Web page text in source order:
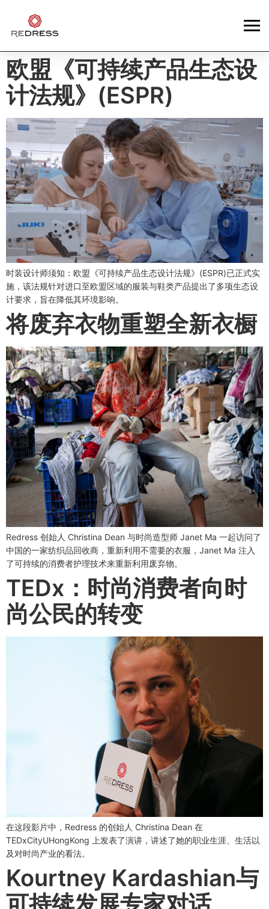
欧盟《可持续产品生态设
计法规》(ESPR)
时装设计师须知：欧盟《可持续产品生态设计法规》(ESPR)已正式实
施，该法规针对进口至欧盟区域的服装与鞋类产品提出了多项生态设
计要求，旨在降低其环境影响。
将废弃衣物重塑全新衣橱
Redress 创始人 Christina Dean 与时尚造型师 Janet Ma 一起访问了
中国的一家纺织品回收商，重新利用不需要的衣服，Janet Ma 注入
了可持续的消费者护理技术来重新利用废弃物。
TEDx：时尚消费者向时
尚公民的转变
在这段影片中，Redress 的创始人 Christina Dean 在
TEDxCityUHongKong 上发表了演讲，讲述了她的职业生涯、生活以
及对时尚产业的看法。
Kourtney Kardashian与
可持续发展专家对话